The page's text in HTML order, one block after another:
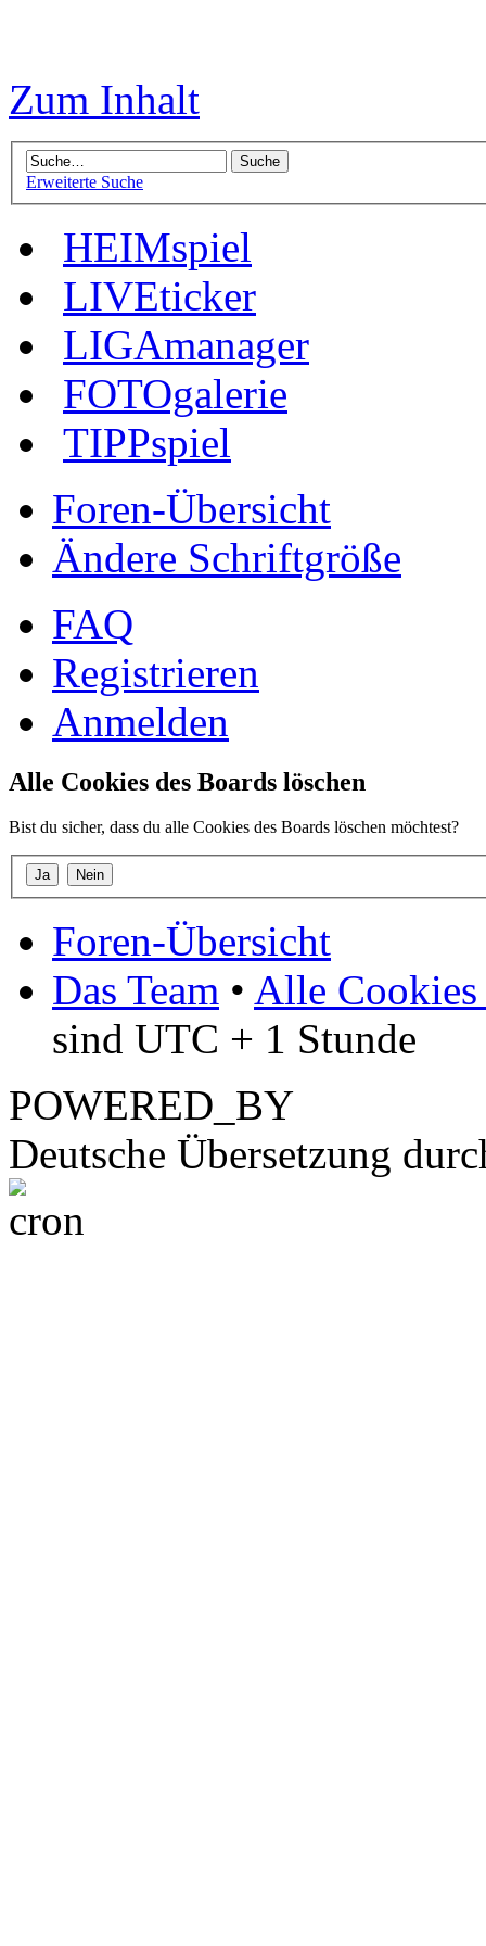
Zum Inhalt
Erweiterte Suche
HEIMspiel
LIVEticker
LIGAmanager
FOTOgalerie
TIPPspiel
Foren-Übersicht
Ändere Schriftgröße
FAQ
Registrieren
Anmelden
Alle Cookies des Boards löschen
Bist du sicher, dass du alle Cookies des Boards löschen möchtest?
Foren-Übersicht
Das Team • Alle Cookies
sind UTC + 1 Stunde
POWERED_BY
Deutsche Übersetzung